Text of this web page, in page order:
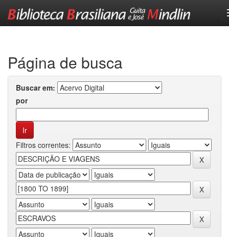
Página de busca
Buscar em:
por
Filtros correntes: